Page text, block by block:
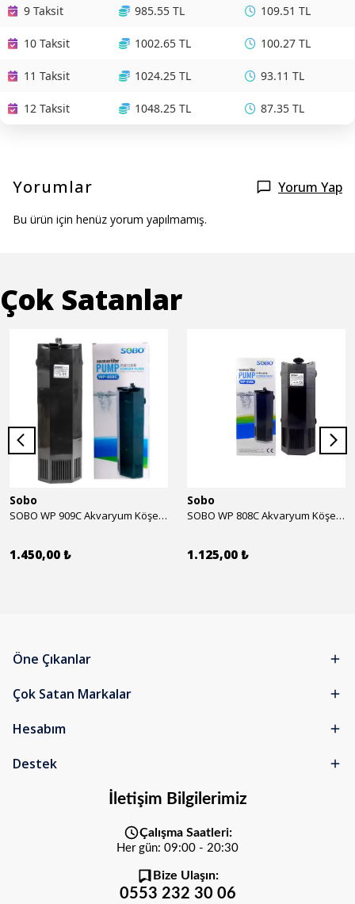
9 Taksit 985.55 TL 109.51 TL
10 Taksit 1002.65 TL 100.27 TL
11 Taksit 1024.25 TL 93.11 TL
12 Taksit 1048.25 TL 87.35 TL
Yorumlar Yorum Yap
Bu ürün için henüz yorum yapılmamış.
Çok Satanlar
Sobo
SOBO WP 909C Akvaryum Köşe İç Filtre 1600 l/h 28w
1.450,00 ₺
Sobo
SOBO WP 808C Akvaryum Köşe İç Filtre 800 l/h 15w
1.125,00 ₺
Öne Çıkanlar
Çok Satan Markalar
Hesabım
Destek
İletişim Bilgilerimiz
Çalışma Saatleri:
Her gün: 09:00 - 20:30
Bize Ulaşın:
0553 232 30 06